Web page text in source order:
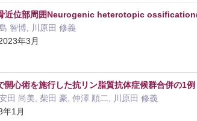
近位部周囲Neurogenic heterotopic ossification
智博, 川原田 修義
年3月
心術を施行した抗リン脂質抗体症候群合併の1例
田 尚美, 柴田 豪, 仲澤 順二, 川原田 修義
1月